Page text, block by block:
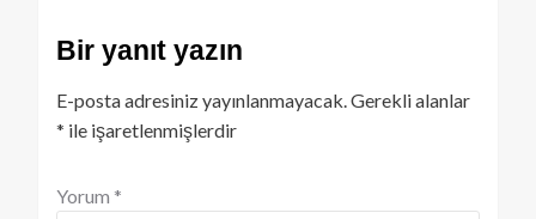
Bir yanıt yazın
E-posta adresiniz yayınlanmayacak.Gerekli alanlar
* ile işaretlenmişlerdir
Yorum *